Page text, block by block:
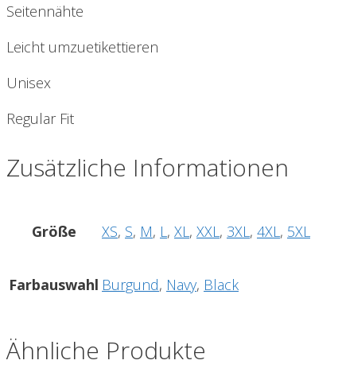
Seitennähte
Leicht umzuetikettieren
Unisex
Regular Fit
Zusätzliche Informationen
Größe XS, S, M, L, XL, XXL, 3XL, 4XL, 5XL
Farbauswahl Burgund, Navy, Black
Ähnliche Produkte